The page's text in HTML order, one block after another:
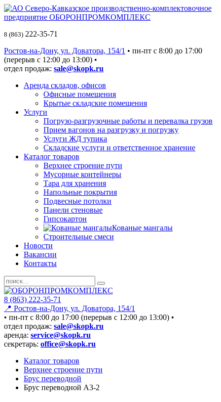
8 (863) 222-35-71
Ростов-на-Дону, ул. Доватора, 154/1 • пн-пт c 8:00 до 17:00
(перерыв с 12:00 до 13:00) •
отдел продаж: sale@skopk.ru
Аренда складов, офисов
Офисные помещения
Крытые складские помещения
Услуги
Погрузо-разгрузочные работы и перевалка грузов
Прием вагонов на разгрузку и погрузку
Услуги ЖД тупика
Складские услуги и ответственное хранение
Каталог товаров
Верхнее строение пути
Мусорные контейнеры
Тара для хранения
Напольные покрытия
Подвесные потолки
Панели стеновые
Гипсокартон
Кованые мангалы
Строительные смеси
Новости
Вакансии
Контакты
8 (863) 222-35-71
📍 Ростов-на-Дону, ул. Доватора, 154/1
• пн-пт c 8:00 до 17:00 (перерыв с 12:00 до 13:00) •
отдел продаж: sale@skopk.ru
аренда: service@skopk.ru
секретарь: office@skopk.ru
Каталог товаров
Верхнее строение пути
Брус переводной
Брус переводной А3-2